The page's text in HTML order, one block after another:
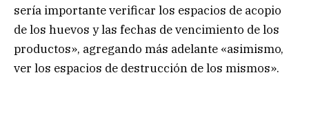
sería importante verificar los espacios de acopio
de los huevos y las fechas de vencimiento de los
productos», agregando más adelante «asimismo,
ver los espacios de destrucción de los mismos».